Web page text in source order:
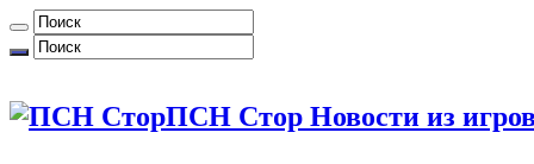
ПСН Стор Новости из